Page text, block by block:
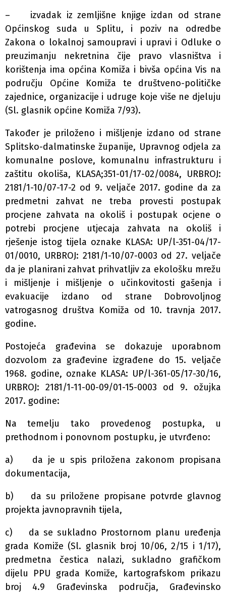
– izvadak iz zemljišne knjige izdan od strane
Općinskog suda u Splitu, i poziv na odredbe
Zakona o lokalnoj samoupravi i upravi i Odluke o
preuzimanju nekretnina čije pravo vlasništva i
korištenja ima općina Komiža i bivša općina Vis na
području Općine Komiža te društveno-političke
zajednice, organizacije i udruge koje više ne djeluju
(Sl. glasnik općine Komiža 7/93).
Također je priloženo i mišljenje izdano od strane
Splitsko-dalmatinske županije, Upravnog odjela za
komunalne poslove, komunalnu infrastrukturu i
zaštitu okoliša, KLASA;351-01/17-02/0084, URBROJ:
2181/1-10/07-17-2 od 9. veljače 2017. godine da za
predmetni zahvat ne treba provesti postupak
procjene zahvata na okoliš i postupak ocjene o
potrebi procjene utjecaja zahvata na okoliš i
rješenje istog tijela oznake KLASA: UP/l-351-04/17-
01/0010, URBROJ: 2181/1-10/07-0003 od 27. veljače
da je planirani zahvat prihvatljiv za ekološku mrežu
i mišljenje i mišljenje o učinkovitosti gašenja i
evakuacije izdano od strane Dobrovoljnog
vatrogasnog društva Komiža od 10. travnja 2017.
godine.
Postojeća građevina se dokazuje uporabnom
dozvolom za građevine izgrađene do 15. veljače
1968. godine, oznake KLASA: UP/l-361-05/17-30/16,
URBROJ: 2181/1-11-00-09/01-15-0003 od 9. ožujka
2017. godine:
Na temelju tako provedenog postupka, u
prethodnom i ponovnom postupku, je utvrđeno:
a) da je u spis priložena zakonom propisana
dokumentacija,
b) da su priložene propisane potvrde glavnog
projekta javnopravnih tijela,
c) da se sukladno Prostornom planu uređenja
grada Komiže (Sl. glasnik broj 10/06, 2/15 i 1/17),
predmetna čestica nalazi, sukladno grafičkom
dijelu PPU grada Komiže, kartografskom prikazu
broj 4.9 Građevinska područja, Građevinsko